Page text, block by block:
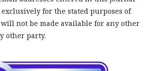
for the stated purposes of
not be made available for any other
other party.